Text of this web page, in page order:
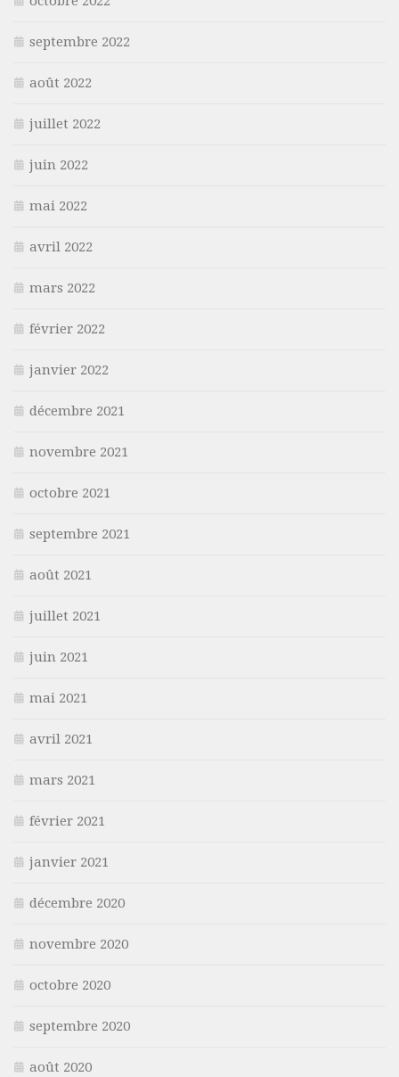
septembre 2022
août 2022
juillet 2022
juin 2022
mai 2022
avril 2022
mars 2022
février 2022
janvier 2022
décembre 2021
novembre 2021
octobre 2021
septembre 2021
août 2021
juillet 2021
juin 2021
mai 2021
avril 2021
mars 2021
février 2021
janvier 2021
décembre 2020
novembre 2020
octobre 2020
septembre 2020
août 2020